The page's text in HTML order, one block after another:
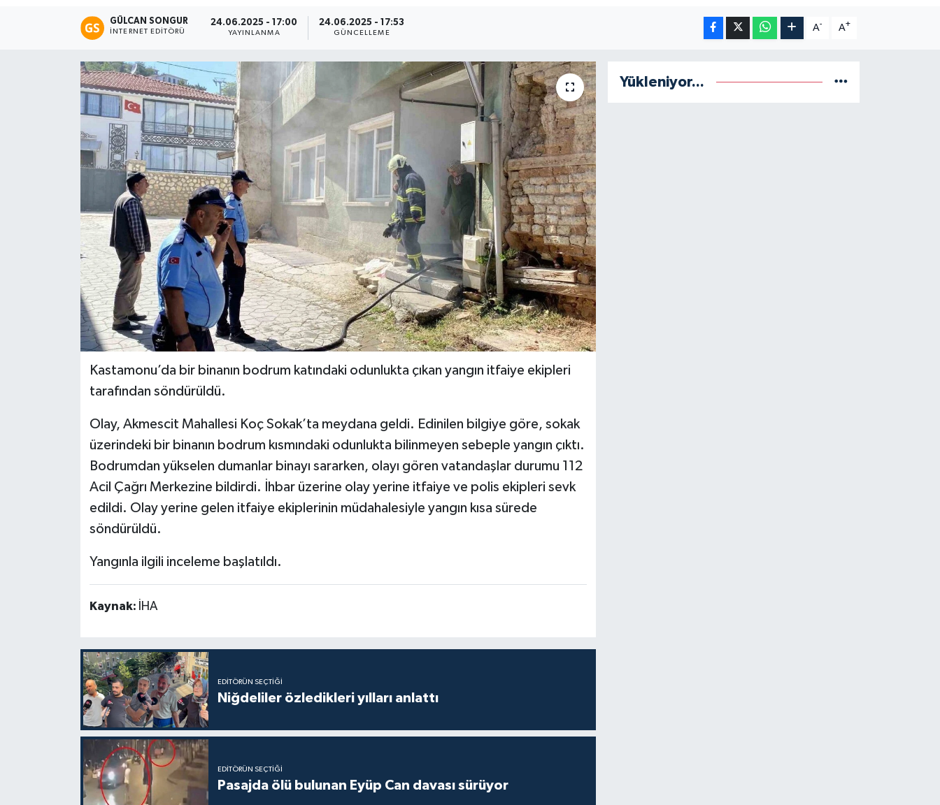
GÜLCAN SONGUR
İNTERNET EDITÖRÜ
24.06.2025 - 17:00
YAYINLANMA
24.06.2025 - 17:53
GÜNCELLEME
A- A+
Kastamonu’da bir binanın bodrum katındaki odunlukta çıkan yangın itfaiye ekipleri
tarafından söndürüldü.
Olay, Akmescit Mahallesi Koç Sokak’ta meydana geldi. Edinilen bilgiye göre, sokak
üzerindeki bir binanın bodrum kısmındaki odunlukta bilinmeyen sebeple yangın çıktı.
Bodrumdan yükselen dumanlar binayı sararken, olayı gören vatandaşlar durumu 112
Acil Çağrı Merkezine bildirdi. İhbar üzerine olay yerine itfaiye ve polis ekipleri sevk
edildi. Olay yerine gelen itfaiye ekiplerinin müdahalesiyle yangın kısa sürede
söndürüldü.
Yangınla ilgili inceleme başlatıldı.
Kaynak: İHA
EDITÖRÜN SEÇTIĞI
Niğdeliler özledikleri yılları anlattı
EDITÖRÜN SEÇTIĞI
Pasajda ölü bulunan Eyüp Can davası sürüyor
Yükleniyor...
Teknoloji
Resmi İlan